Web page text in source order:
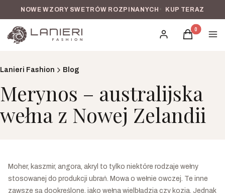
NOWE WZORY SWETRÓW ROZPINANYCH • KUP TERAZ
Zaloguj sięProdukty w
Koszyk Menu
Lanieri Fashion Blog
Merynos – australijska
wełna z Nowej Zelandii
Moher, kaszmir, angora, akryl to tylko niektóre rodzaje wełny
stosowanej do produkcji ubrań. Mowa o wełnie owczej. Te inne
zawsze są dookreślone, jako wełna wielbłądzia czy kozia. Jednak